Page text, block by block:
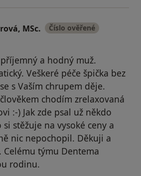
MSc. Číslo ověřené
a hodný muž.
Veškeré péče špička bez
s Vaším chrupem děje.
chodím zrelaxovaná
:-) Jak zde psal už někdo
stěžuje na vysoké ceny a
nic nepochopil. Děkuji a
týmu Dentema
rodinu.